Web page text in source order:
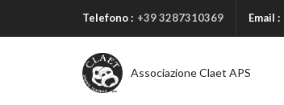
Telefono : +39 3287310369 Email :
Associazione Claet APS